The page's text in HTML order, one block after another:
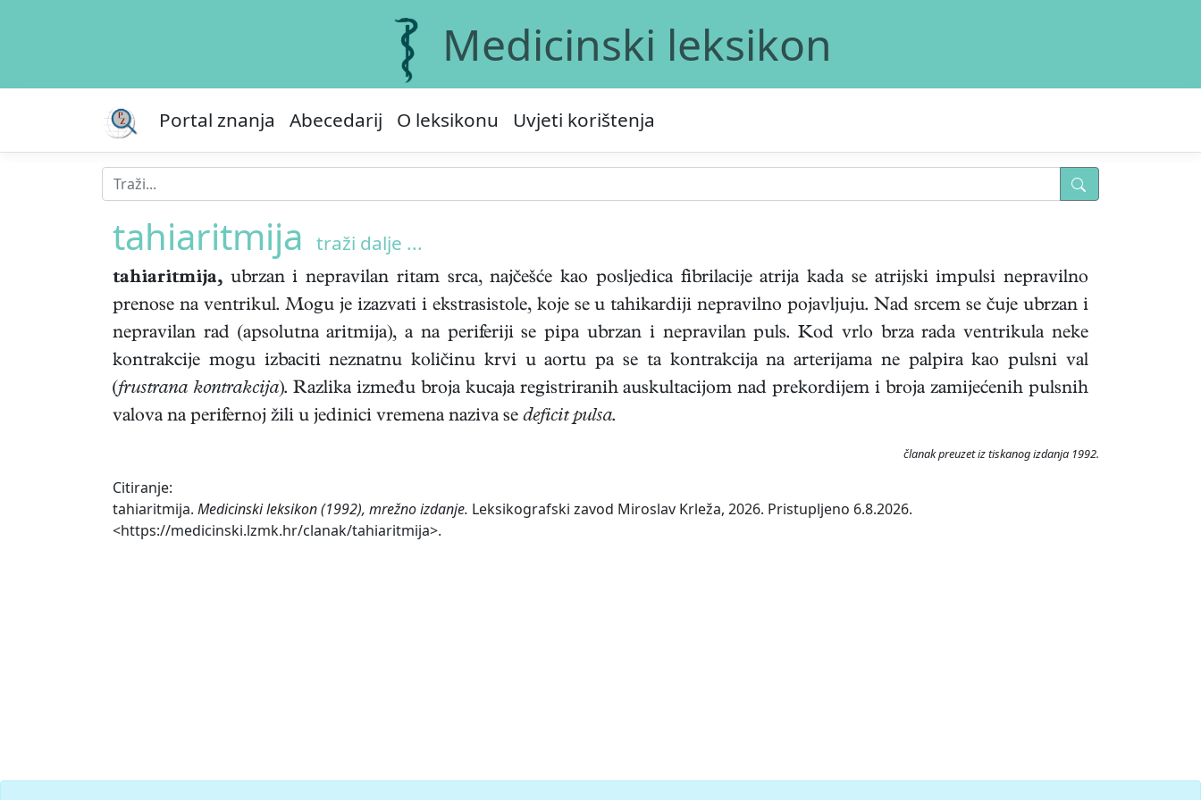
Medicinski leksikon
Portal znanja Abecedarij O leksikonu Uvjeti korištenja
tahiaritmija traži dalje ...
tahiaritmija, ubrzan i nepravilan ritam srca, najčešće kao posljedica fibrilacije atrija kada se atrijski impulsi nepravilno
prenose na ventrikul. Mogu je izazvati i ekstrasistole, koje se u tahikardiji nepravilno pojavljuju. Nad srcem se čuje ubrzan i
nepravilan rad (apsolutna aritmija), a na periferiji se pipa ubrzan i nepravilan puls. Kod vrlo brza rada ventrikula neke
kontrakcije mogu izbaciti neznatnu količinu krvi u aortu pa se ta kontrakcija na arterijama ne palpira kao pulsni val
(frustrana kontrakcija). Razlika između broja kucaja registriranih auskultacijom nad prekordijem i broja zamijećenih pulsnih
valova na perifernoj žili u jedinici vremena naziva se deficit pulsa.
članak preuzet iz tiskanog izdanja 1992.
Citiranje:
tahiaritmija. Medicinski leksikon (1992), mrežno izdanje. Leksikografski zavod Miroslav Krleža, 2026. Pristupljeno 6.8.2026.
<https://medicinski.lzmk.hr/clanak/tahiaritmija>.